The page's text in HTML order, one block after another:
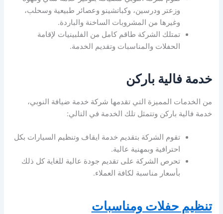
وزعتر ودرسين، وكباتشينو وعصائر طبيعية وسحلب،
وغيرها من المشروبات الساخنة والباردة.
تمتلك الشركة طاقم كامل من الفلبينيات لإقامة
الحفلات والمناسبات وتقديم الخدمة.
خدمة فالية باركن
من الخدمات المميزة التي تقدمها شركة خدمة ضيافة النوبي،
خدمة فالية باركن وتتمثل تلك الخدمة في التالي:
تقوم الشركة بتقديم خدمة ايقاف وتنظيم السيارات بكل
احترافية وبمهنية عالية.
تحرص الشركة على تقديم جودة عالية للغاية كل ذلك
بأسعار مناسبة لكافة العملاء.
تنظيم حفلات ومناسبات